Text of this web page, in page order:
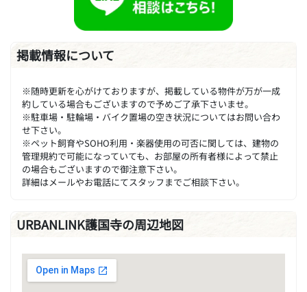
掲載情報について
※随時更新を心がけておりますが、掲載している物件が万が一成
約している場合もございますので予めご了承下さいませ。
※駐車場・駐輪場・バイク置場の空き状況についてはお問い合わ
せ下さい。
※ペット飼育やSOHO利用・楽器使用の可否に関しては、建物の
管理規約で可能になっていても、お部屋の所有者様によって禁止
の場合もございますので御注意下さい。
詳細はメールやお電話にてスタッフまでご相談下さい。
URBANLINK護国寺の周辺地図